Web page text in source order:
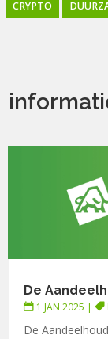
CRYPTO
De
1 JAN 2025 |
De